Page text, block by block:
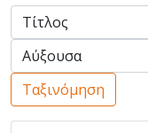
Ταξινόμηση